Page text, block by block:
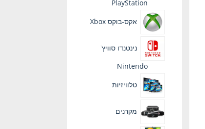
PlayStation
אקס-בוקס Xbox
נינטנדו סוויץ'
Nintendo
טלוויזיות
מקרנים